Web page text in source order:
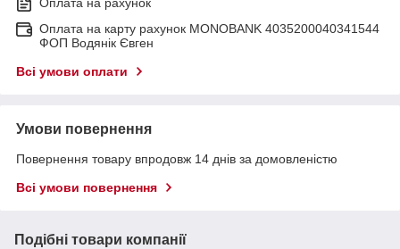
Оплата на рахунок
Оплата на карту рахунок MONOBANK 4035200040341544
ФОП Водянік Євген
Всі умови оплати
Умови повернення
Повернення товару впродовж 14 днів за домовленістю
Всі умови повернення
Подібні товари компанії